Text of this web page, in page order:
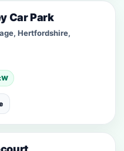
Car Park
Hertfordshire,